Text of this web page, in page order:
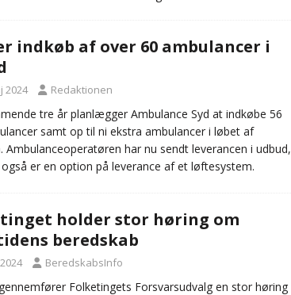
indkøb af over 60 ambulancer i
2024 Redaktionen
tre år planlægger Ambulance Syd at indkøbe 56
samt op til ni ekstra ambulancer i løbet af
Ambulanceoperatøren har nu sendt leverancen i udbud,
er en option på leverance af et løftesystem.
holder stor høring om
beredskab
BeredskabsInfo
Folketingets Forsvarsudvalg en stor høring